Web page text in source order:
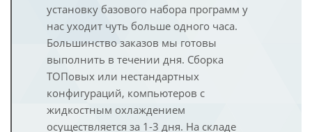
установку базового набора программ у
нас уходит чуть больше одного часа.
Большинство заказов мы готовы
выполнить в течении дня. Сборка
ТОПовых или нестандартных
конфигураций, компьютеров с
жидкостным охлаждением
осуществляется за 1-3 дня. На складе